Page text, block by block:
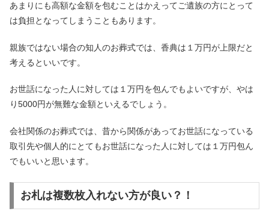
あまりにも高額な金額を包むことはかえってご遺族の方にとって
は負担となってしまうこともあります。
親族ではない場合の知人のお葬式では、香典は１万円が上限だと
考えるといいです。
お世話になった人に対しては１万円を包んでもよいですが、やは
り5000円が無難な金額といえるでしょう。
会社関係のお葬式では、昔から関係があってお世話になっている
取引先や個人的にとてもお世話になった人に対しては１万円包ん
でもいいと思います。
お札は複数枚入れない方が良い？！